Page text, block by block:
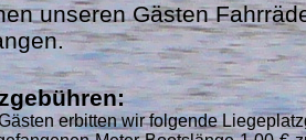
unseren Gästen
erbitten wir folgende